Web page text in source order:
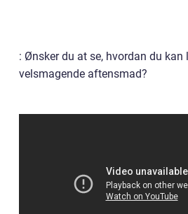
: Ønsker du at se, hvordan du kan
velsmagende aftensmad?